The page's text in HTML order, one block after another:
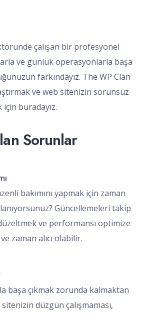
çalışan bir profesyonel
ve günlük operasyonlarla başa
farkındayız. The WP Clan
ve web sitenizin sorunsuz
için buradayız.
Sorunlar
bakımını yapmak için zaman
Güncellemeleri takip
ve performansı optimize
zaman alıcı olabilir.
başa çıkmak zorunda kalmaktan
sitenizin düzgün çalışmaması,